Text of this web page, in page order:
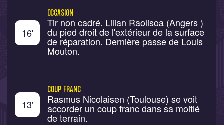
16'
OCCASION
Tir non cadré. Lilian Raolisoa (Angers )
du pied droit de l'extérieur de la surface
de réparation. Dernière passe de Louis
Mouton.
13'
COUP FRANC
Rasmus Nicolaisen (Toulouse) se voit
accorder un coup franc dans sa moitié
de terrain.